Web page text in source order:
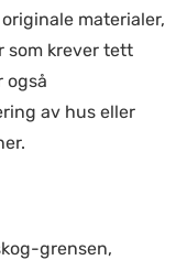
materialer,
som krever tett
også
av hus eller
grensen,